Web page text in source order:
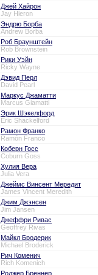
Джей Хайрон
Jay Hieron
Эндрю Борба
Andrew Borba
Роб Браунштейн
Rob Brownstein
Рики Уэйн
Ricky Wayne
Дэвид Перл
David Pearl
Маркус Джаматти
Marcus Giamatti
Эрик Шэкелфорд
Eric Shackelford
Рамон Франко
Ramón Franco
Коберн Госс
Coburn Goss
Хулия Вера
Julia Vera
Джеймс Винсент Мередит
James Vincent Meredith
Джим Джэнсен
Jim Jansen
Джеффри Ривас
Geoffrey Rivas
Майкл Бродерик
Michael Broderick
Рич Коменич
Rich Komenich
Роджер Бреннер